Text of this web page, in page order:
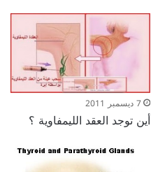
7 ديسمبر 2011
أين توجد العقد الليمفاوية ؟